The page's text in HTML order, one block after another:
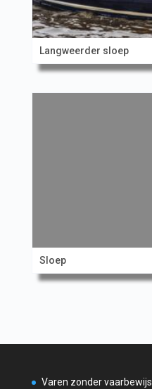
Langweerder sloep
Sloep
Varen zonder vaarbewijs